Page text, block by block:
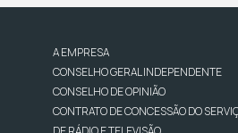
A EMPRESA
CONSELHO GERAL INDEPENDENTE
CONSELHO DE OPINIÃO
CONTRATO DE CONCESSÃO DO